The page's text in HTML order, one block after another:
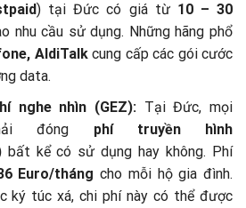
) tại Đức có giá từ 10 – 30
nhu cầu sử dụng. Những hãng phổ
AldiTalkcung cấp các gói cước
data.
nghe nhìn (GEZ):Tại Đức, mọi
đóng phí truyền hình
bất kể có sử dụng hay không. Phí
Euro/tháng cho mỗi hộ gia đình.
ký túc xá, chi phí này có thể được